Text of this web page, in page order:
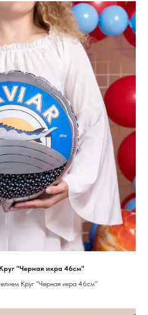
"Черная икра 46см"
Круг "Черная икра 46см"